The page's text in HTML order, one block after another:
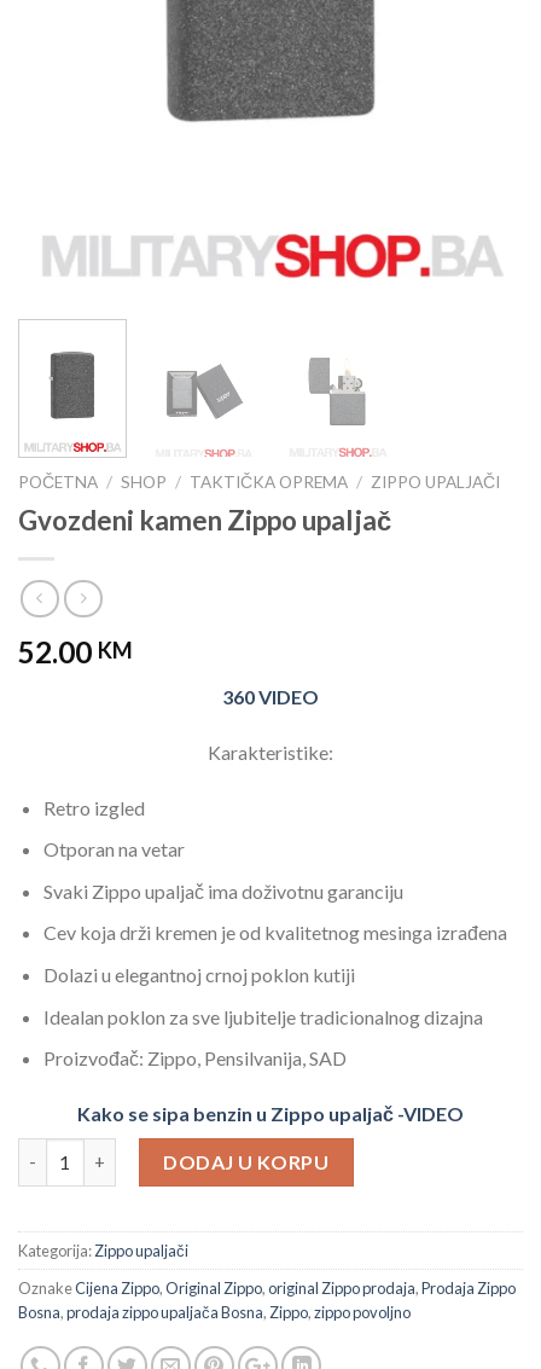
POČETNA / SHOP / TAKTIČKA OPREMA / ZIPPO UPALJAČI
Gvozdeni kamen Zippo upaljač
52.00 KM
360 VIDEO
Karakteristike:
Retro izgled
Otporan na vetar
Svaki Zippo upaljač ima doživotnu garanciju
Cev koja drži kremen je od kvalitetnog mesinga izrađena
Dolazi u elegantnoj crnoj poklon kutiji
Idealan poklon za sve ljubitelje tradicionalnog dizajna
Proizvođač: Zippo, Pensilvanija, SAD
Kako se sipa benzin u Zippo upaljač -VIDEO
DODAJ U KORPU
Kategorija:Zippo upaljači
OznakeCijena Zippo,Original Zippo,original Zippo prodaja,Prodaja Zippo
Bosna,prodaja zippo upaljača Bosna, Zippo,zippo povoljno